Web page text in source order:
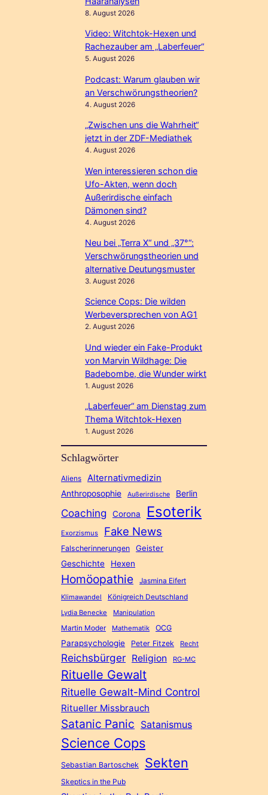
8. August 2026
Video: Witchtok-Hexen und
Rachezauber am „Laberfeuer“
5. August 2026
Podcast: Warum glauben wir
an Verschwörungstheorien?
4. August 2026
„Zwischen uns die Wahrheit“
jetzt in der ZDF-Mediathek
4. August 2026
Wen interessieren schon die
Ufo-Akten, wenn doch
Außerirdische einfach
Dämonen sind?
4. August 2026
Neu bei „Terra X“ und „37°“:
Verschwörungstheorien und
alternative Deutungsmuster
3. August 2026
Science Cops: Die wilden
Werbeversprechen von AG1
2. August 2026
Und wieder ein Fake-Produkt
von Marvin Wildhage: Die
Badebombe, die Wunder wirkt
1. August 2026
„Laberfeuer“ am Dienstag zum
Thema Witchtok-Hexen
1. August 2026
Schlagwörter
Aliens Alternativmedizin
Anthroposophie Außerirdische Berlin
Coaching Corona Esoterik
Exorzismus Fake News
Falscherinnerungen
Geister
Geschichte
Hexen
Homöopathie Jasmina Eifert
Klimawandel Königreich Deutschland
Lydia Benecke Manipulation
Martin Moder Mathematik OCG
Parapsychologie Peter Fitzek Recht
Reichsbürger Religion RG-MC
Rituelle Gewalt
Rituelle Gewalt-Mind Control
Ritueller Missbrauch
Satanic Panic Satanismus
Science Cops
Sebastian Bartoschek Sekten
Skeptics in the Pub